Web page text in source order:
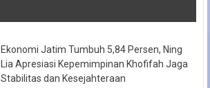
Ekonomi Jatim Tumbuh 5,84 Persen, Ning
Lia Apresiasi Kepemimpinan Khofifah Jaga
Stabilitas dan Kesejahteraan